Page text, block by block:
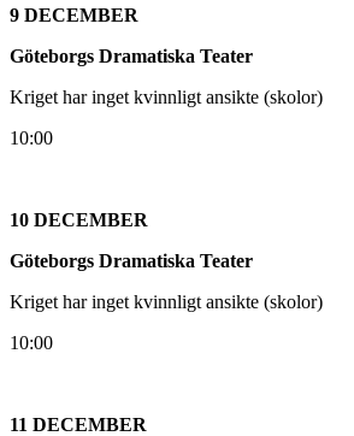
9 DECEMBER
Göteborgs Dramatiska Teater
Kriget har inget kvinnligt ansikte (skolor)
10:00
10 DECEMBER
Göteborgs Dramatiska Teater
Kriget har inget kvinnligt ansikte (skolor)
10:00
11 DECEMBER